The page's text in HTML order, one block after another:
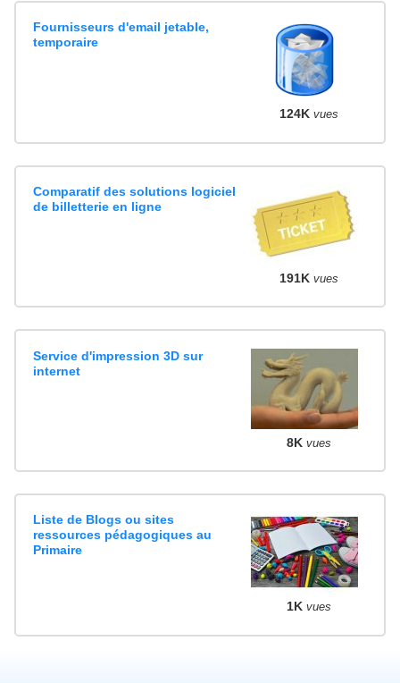
Fournisseurs d'email jetable,
temporaire
124K vues
Comparatif des solutions logiciel
de billetterie en ligne
191K vues
Service d'impression 3D sur
internet
8K vues
Liste de Blogs ou sites
ressources pédagogiques au
Primaire
1K vues